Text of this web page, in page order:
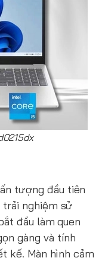
tượng đầu tiên
nghiệm sử
đầu làm quen
gàng và tính
kế. Màn hình cảm